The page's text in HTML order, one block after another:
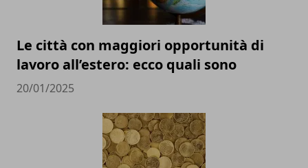
Le città con maggiori opportunità di
lavoro all’estero: ecco quali sono
20/01/2025